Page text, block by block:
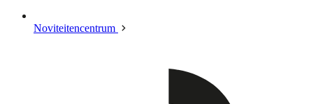
Noviteitencentrum